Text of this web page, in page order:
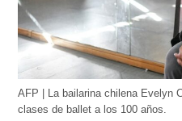
AFP | La bailarina chilena Evelyn
clases de ballet a los 100 años.